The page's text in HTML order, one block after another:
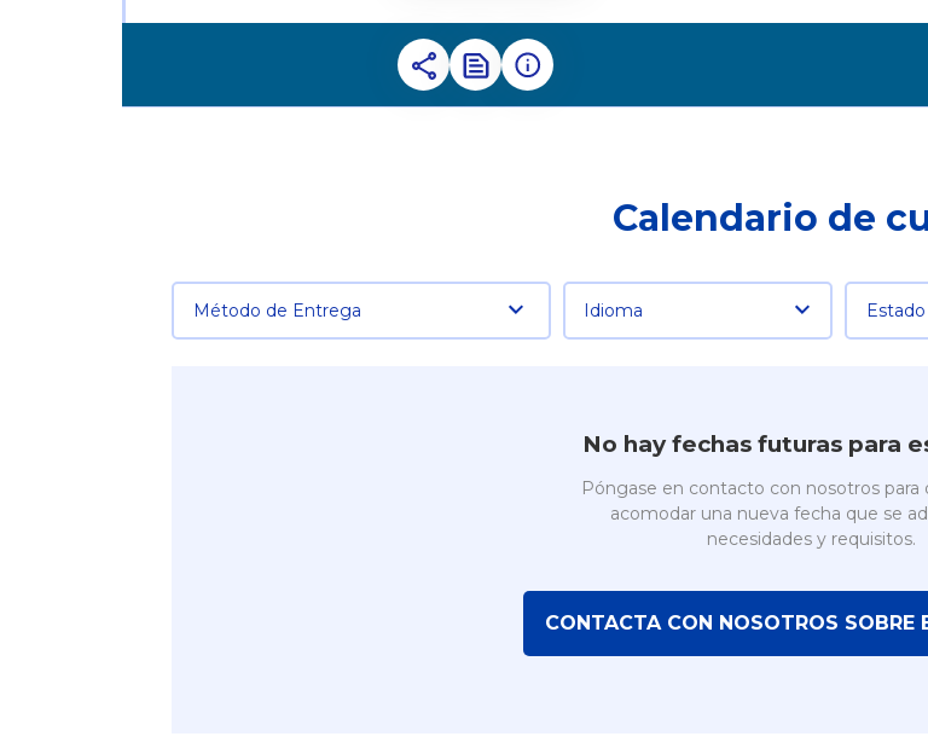
Calendario de
Método de Entrega Idioma Estado
No hay fechas futuras para
Póngase en contacto con nosotros para
acomodar una nueva fecha que se
necesidades y requisitos.
CONTACTA CON NOSOTROS SOBRE